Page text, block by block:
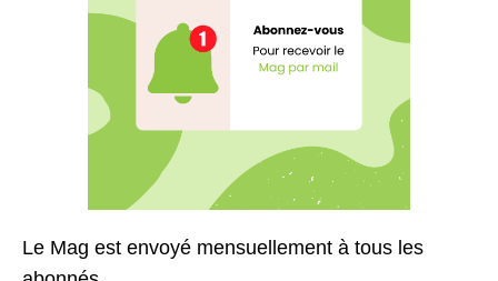
Le Mag est envoyé mensuellement à tous les